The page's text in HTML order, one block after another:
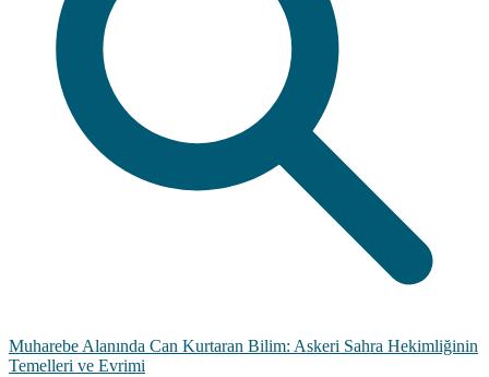
Muharebe Alanında Can Kurtaran Bilim: Askeri Sahra Hekimliğinin
Temelleri ve Evrimi